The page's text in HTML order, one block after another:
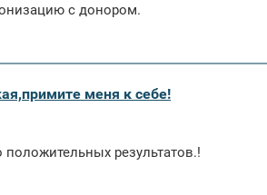
с донором.
меня к себе!
результатов.!